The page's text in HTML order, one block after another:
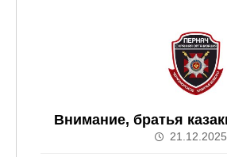
Внимание, братья
21.12.2025